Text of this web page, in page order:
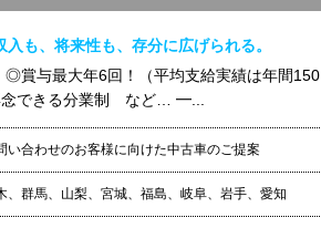
も、将来性も、存分に広げられる。
賞与最大年6回！（平均支給実績は年間150
念できる分業制 など… ━...
い合わせのお客様に向けた中古車のご提案
群馬、山梨、宮城、福島、岐阜、岩手、愛知